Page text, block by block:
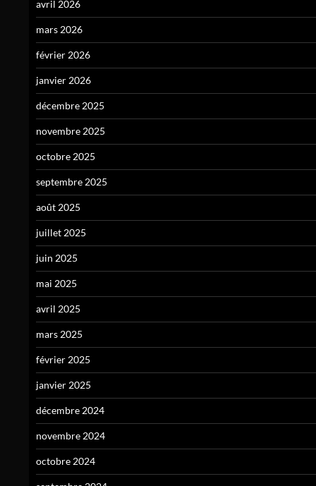
avril 2026
mars 2026
février 2026
janvier 2026
décembre 2025
novembre 2025
octobre 2025
septembre 2025
août 2025
juillet 2025
juin 2025
mai 2025
avril 2025
mars 2025
février 2025
janvier 2025
décembre 2024
novembre 2024
octobre 2024